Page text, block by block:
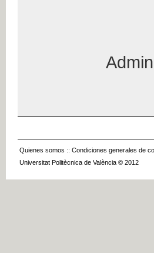
Quienes somos :: Condiciones generales de
Universitat Politècnica de València © 2012